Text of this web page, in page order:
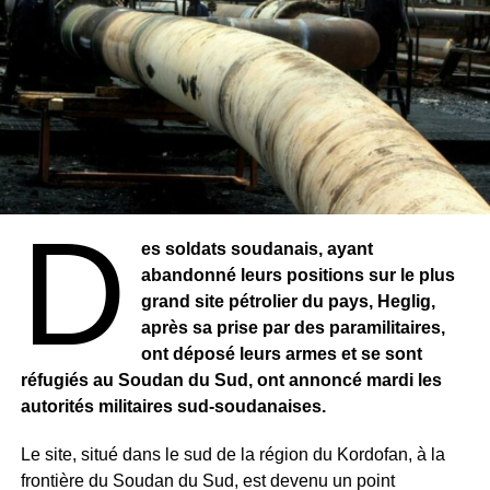
une affaire privée, j’ai été plutôt très surpris par cette
mesure » , avait déclaré le capitaine pour justifier son
retrait du dossier.
A rappeler qu’il est reproché au capitaine Touré d’être à la
solde de l’opposant, Ousmane Sonko. Accusation qu’il a
totalement niée arguant qu’il n’a rencontré le leader de
Pastef que le jour de la remise de sa première
ses collègues qui le présentaient comme un homme
sérieux, travailleur et très discret.
RELATED TOPICS:
UP NEXT
SÉNÉGAL – « Les nervis sont des bandits
tonné Ousmane Sonko
DON'T MISS
D
es soldats soudanais, ayant
abandonné leurs positions sur le plus
grand site pétrolier du pays, Heglig,
après sa prise par des paramilitaires,
ont déposé leurs armes et se sont
réfugiés au Soudan du Sud, ont annoncé mardi les
autorités militaires sud-soudanaises.
Le site, situé dans le sud de la région du Kordofan, à la
frontière du Soudan du Sud, est devenu un point